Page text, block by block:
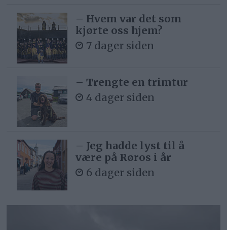
– Hvem var det som
kjørte oss hjem?
7 dager siden
– Trengte en trimtur
4 dager siden
– Jeg hadde lyst til å
være på Røros i år
6 dager siden